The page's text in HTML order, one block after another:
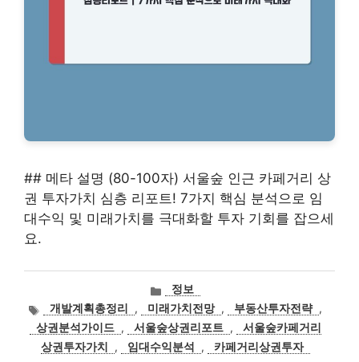
## 메타 설명 (80-100자) 서울숲 인근 카페거리 상
권 투자가치 심층 리포트! 7가지 핵심 분석으로 임
대수익 및 미래가치를 극대화할 투자 기회를 잡으세
요.
카
테
고
리
정보
태
그
개발계획총정리 , 미래가치전망 , 부동산투자전략 ,
상권분석가이드 , 서울숲상권리포트 ,
서울숲카페거리
상권투자가치
, 임대수익분석 , 카페거리상권투자